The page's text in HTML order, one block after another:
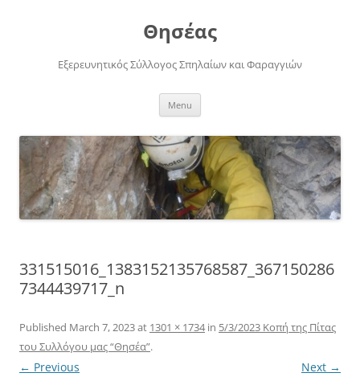
Θησέας
Εξερευνητικός Σύλλογος Σπηλαίων και Φαραγγιών
Menu
331515016_1383152135768587_367150286
7344439717_n
Published March 7, 2023at 1301 × 1734in 5/3/2023 Κοπή της Πίτας
του Συλλόγου μας “Θησέα”.
← Previous Next →